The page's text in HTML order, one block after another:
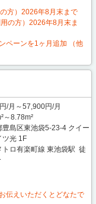
方）2026年8月末まで
の方）2026年8月末ま
ペーンを1ヶ月追加 （他
/月～57,900円/月
～8.78m²
豊島区東池袋5-23-4 クイー
ツ光 1F
トロ有楽町線 東池袋駅 徒
伝えいただくとどなたで